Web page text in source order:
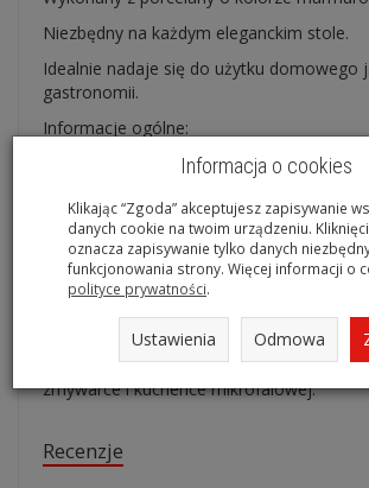
Niezbędny na każdym eleganckim stole.
Idealnie nadaje się do użytku domowego
gastronomii.
Informacje ogólne:
wysokość - 10 cm,
długość - 11,5 cm,
szerokość - 8 cm
pojemność - 210 ml.
Produkt pasuje do następujących kolekcji
Porto, Tokyo, Paris, Grace, Monaco,
Mlecznik doskonale nadają się do
zmywarce i kuchence mikrofalowej.
Recenzje
Informacja o cookies
Klikając “Zgoda” akceptujesz zapisywanie
danych cookie na twoim urządzeniu.
oznacza zapisywanie tylko danych
funkcjonowania strony. Więcej informacji o
polityce prywatności.
Ustawienia Odmowa